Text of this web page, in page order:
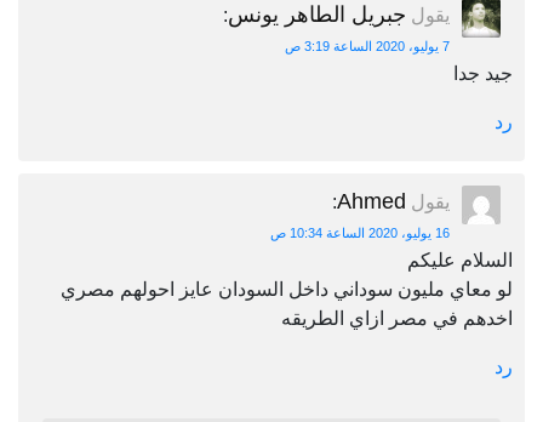
يقول جبريل الطاهر يونس:
7 يوليو، 2020 الساعة 3:19 ص
جيد جدا
رد
يقول Ahmed
:
16 يوليو، 2020 الساعة 10:34 ص
السلام عليكم
لو معاي مليون سوداني داخل السودان عايز احولهم مصري
اخدهم في مصر ازاي الطريقه
رد